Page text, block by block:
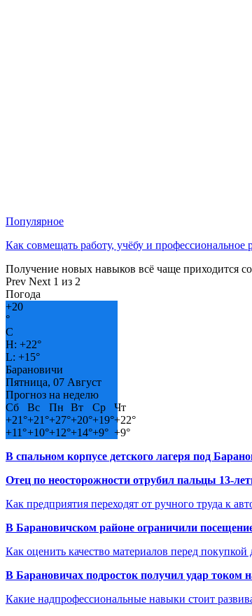
Популярное
Как совмещать работу, учёбу и профессиональное
Получение новых навыков всё чаще приходится
Prev Next 1 из 2
Погода
+20
°
C
H: +22°
L: +15°
Барановичи
Пятница, 07 Август
Прогноз на неделю
Сб
Вс Пн Вт Ср
Чт
+21°+21°+27°+20°+19°+22°
+11°+10°+12°+14°+9° +9°
В спальном корпусе детского лагеря под
Отец по неосторожности отрубил пальцы 13-
Как предприятия переходят от ручного труда к
В Барановичском районе ограничили
Как оценить качество материалов перед
В Барановичах подросток получил удар током
Какие надпрофессиональные навыки стоит